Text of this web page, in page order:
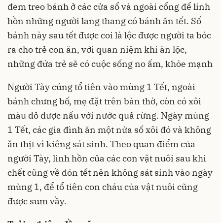
đem treo bánh ở các cửa sổ và ngoài cổng để linh
hồn những người lang thang có bánh ăn tết. Số
bánh này sau tết được coi là lộc được người ta bóc
ra cho trẻ con ăn, với quan niệm khi ăn lộc,
những đứa trẻ sẽ có cuộc sống no ấm, khỏe mạnh
Người Tày cúng tổ tiên vào mùng 1 Tết, ngoài
bánh chưng bố, mẹ đặt trên bàn thờ, còn có xôi
màu đỏ được nấu với nước quả rừng. Ngày mùng
1 Tết, các gia đình ăn một nửa số xôi đó và không
ăn thịt vì kiêng sát sinh. Theo quan điểm của
người Tày, linh hồn của các con vật nuôi sau khi
chết cũng về đón tết nên không sát sinh vào ngày
mùng 1, để tổ tiên con cháu của vật nuôi cũng
được sum vầy.